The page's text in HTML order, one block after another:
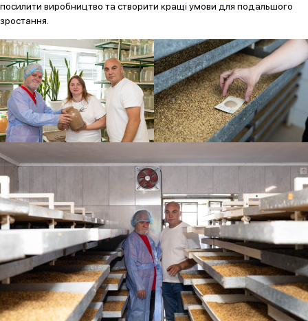
посилити виробництво та створити кращі умови для подальшого
зростання.